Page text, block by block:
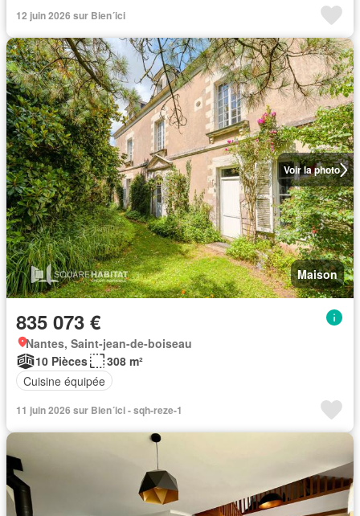
12 juin 2026 sur Bien´ici
Voir la photo
Maison
835 073 €
Nantes, Saint-jean-de-boiseau
10 Pièces
308 m²
Cuisine équipée
11 juin 2026 sur Bien´ici - sqh-reze-1